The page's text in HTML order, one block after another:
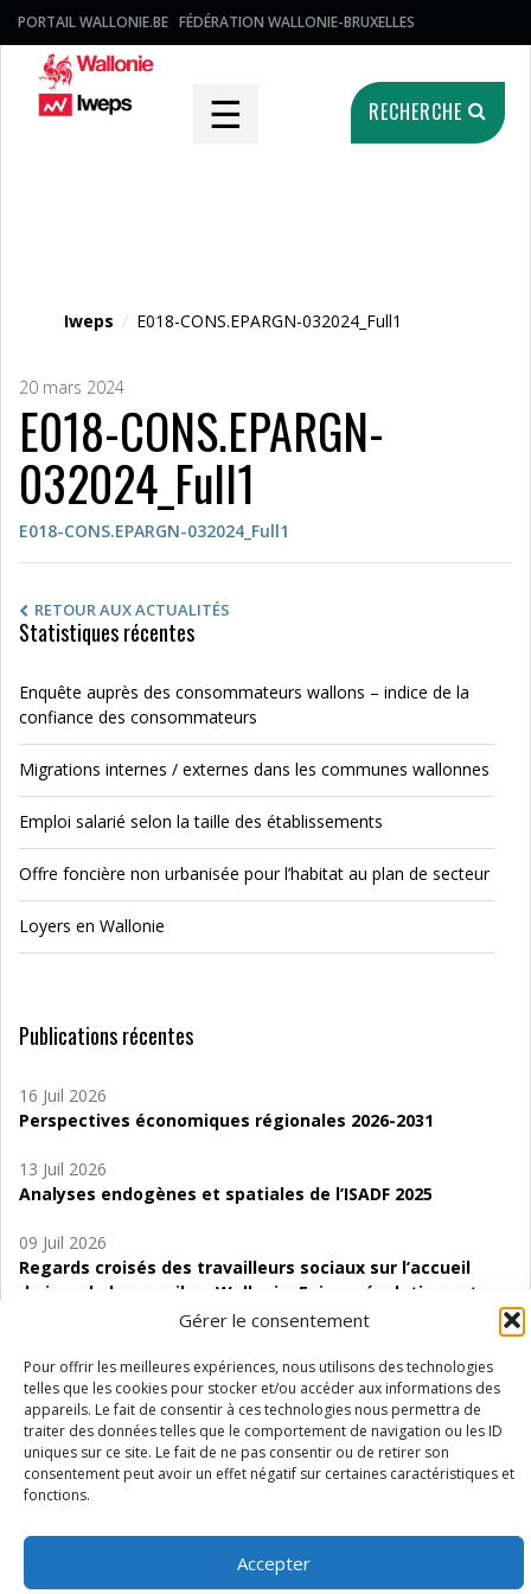
Gérer le consentement
Pour offrir les meilleures expériences, nous utilisons des technologies
telles que les cookies pour stocker et/ou accéder aux informations des
appareils. Le fait de consentir à ces technologies nous permettra de
traiter des données telles que le comportement de navigation ou les ID
uniques sur ce site. Le fait de ne pas consentir ou de retirer son
consentement peut avoir un effet négatif sur certaines caractéristiques et
fonctions.
Accepter
PORTAIL WALLONIE.BE FÉDÉRATION WALLONIE-BRUXELLES
☰ RECHERCHE
Iweps / E018-CONS.EPARGN-032024_Full1
20 mars 2024
E018-CONS.EPARGN-
032024_Full1
E018-CONS.EPARGN-032024_Full1
RETOUR AUX ACTUALITÉS
Statistiques récentes
Enquête auprès des consommateurs wallons – indice de la
confiance des consommateurs
Migrations internes / externes dans les communes wallonnes
Emploi salarié selon la taille des établissements
Offre foncière non urbanisée pour l’habitat au plan de secteur
Loyers en Wallonie
Publications récentes
16 Juil 2026
Perspectives économiques régionales 2026-2031
13 Juil 2026
Analyses endogènes et spatiales de l’ISADF 2025
09 Juil 2026
Regards croisés des travailleurs sociaux sur l’accueil
de jour de bas seuil en Wallonie. Enjeux, évolutions et
06 Juil 2026
Étude d’évaluabilité des Structures
d’accompagnement à l’autocréation d’emploi (SAACE)
01 Juil 2026
Pénurie du personnel infirmier :quels indicateurs
Wallonie ?